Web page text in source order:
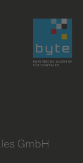
Startseite
GmbH